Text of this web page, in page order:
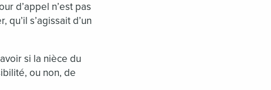
d’appel n’est pas
s’agissait d’un
si la nièce du
ou non, de